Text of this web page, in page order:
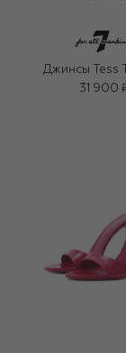
Джинсы Tess
31 900